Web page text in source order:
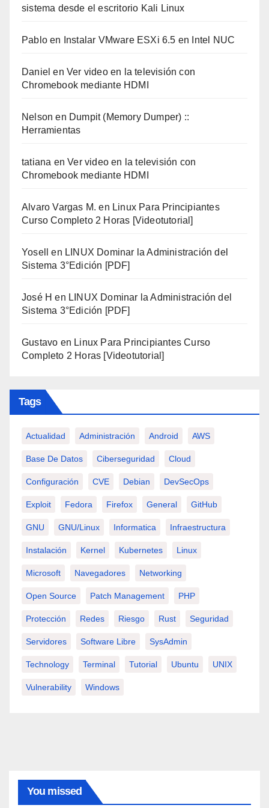
sistema desde el escritorio Kali Linux
Pablo en Instalar VMware ESXi 6.5 en Intel NUC
Daniel enVer video en la televisión con
Chromebook mediante HDMI
Nelson en Dumpit (Memory Dumper) ::
Herramientas
tatiana enVer video en la televisión con
Chromebook mediante HDMI
Alvaro Vargas M. en Linux Para Principiantes
Curso Completo 2 Horas [Videotutorial]
Yosell en LINUX Dominar la Administración del
Sistema 3°Edición [PDF]
José H en LINUX Dominar la Administración del
Sistema 3°Edición [PDF]
Gustavo en Linux Para Principiantes Curso
Completo 2 Horas [Videotutorial]
Tags
Actualidad Administración Android AWS
Base De Datos Ciberseguridad Cloud
Configuración CVE Debian DevSecOps
Exploit Fedora Firefox General GitHub
GNU GNU/Linux Informatica Infraestructura
Instalación Kernel Kubernetes Linux
Microsoft Navegadores Networking
Open Source Patch Management PHP
Protección Redes Riesgo Rust Seguridad
Servidores Software Libre SysAdmin
Technology Terminal Tutorial Ubuntu UNIX
Vulnerability Windows
You missed